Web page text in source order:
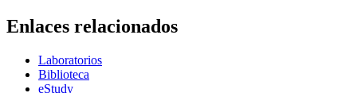
Enlaces relacionados
Laboratorios
Biblioteca
eStudy